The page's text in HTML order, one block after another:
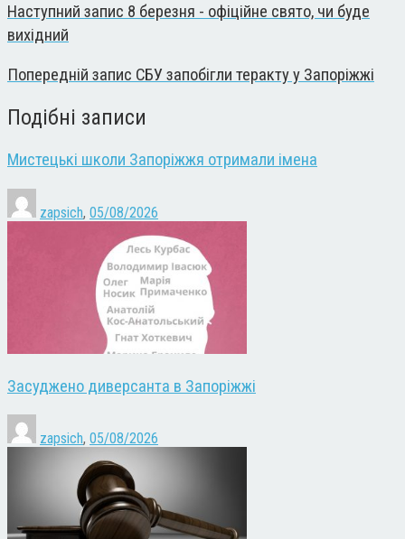
Наступний запис 8 березня - офіційне свято, чи буде
вихідний
Попередній запис СБУ запобігли теракту у Запоріжжі
Подібні записи
Мистецькі школи Запоріжжя отримали імена
zapsich, 05/08/2026
Засуджено диверсанта в Запоріжжі
zapsich, 05/08/2026